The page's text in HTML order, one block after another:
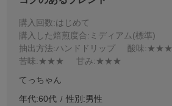
購入回数:はじめて
購入した焙煎度合:ミディアム(標準)
抽出方法:ハンドドリップ 酸味:★★★
苦味:★★★ 甘み:★★★
てっちゃん
年代:60代 性別:男性